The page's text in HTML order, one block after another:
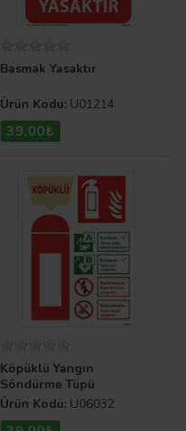
Basmak Yasaktır
Ürün Kodu: U01214
39,00₺
Köpüklü Yangın
Söndürme Tüpü
Nerelerde Kullanılır
Ürün Kodu: U06032